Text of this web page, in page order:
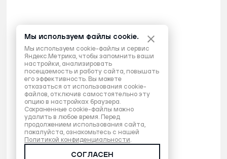
Мы используем файлы cookie.
Мы используем cookie-файлы и сервис
Яндекс.Метрика, чтобы запомнить ваши
настройки, анализировать
посещаемость и работу сайта, повышать
его эффективность. Вы можете
отказаться от использования cookie-
файлов, отключив самостоятельно эту
опцию в настройках браузера.
Сохраненные cookie-файлы можно
удалить в любое время. Перед
продолжением использования сайта,
пожалуйста, ознакомьтесь с нашей
Политикой конфиденциальности.
СОГЛАСЕН